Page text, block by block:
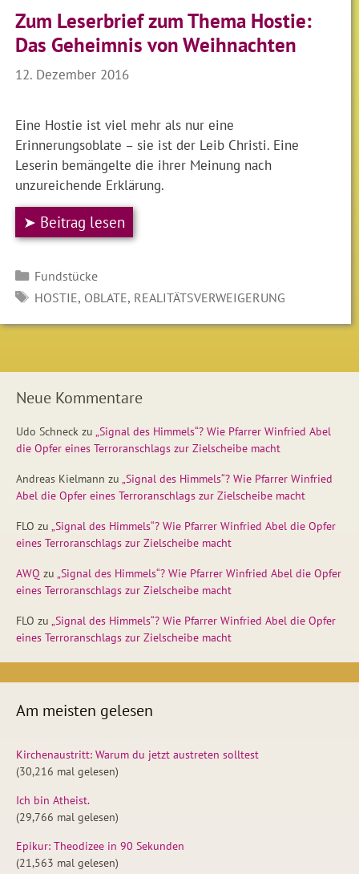
Zum Leserbrief zum Thema Hostie:
Das Geheimnis von Weihnachten
12. Dezember 2016
Eine Hostie ist viel mehr als nur eine
Erinnerungsoblate – sie ist der Leib Christi. Eine
Leserin bemängelte die ihrer Meinung nach
unzureichende Erklärung.
➤ Beitrag lesen
Kategorien
Fundstücke
SCHLAGWÖRTER
HOSTIE, OBLATE, REALITÄTSVERWEIGERUNG
Neue Kommentare
Udo Schneck zu „Signal des Himmels“? Wie Pfarrer Winfried Abel
die Opfer eines Terroranschlags zur Zielscheibe macht
Andreas Kielmann zu „Signal des Himmels“? Wie Pfarrer Winfried
Abel die Opfer eines Terroranschlags zur Zielscheibe macht
FLO zu „Signal des Himmels“? Wie Pfarrer Winfried Abel die Opfer
eines Terroranschlags zur Zielscheibe macht
AWQ zu „Signal des Himmels“? Wie Pfarrer Winfried Abel die Opfer
eines Terroranschlags zur Zielscheibe macht
FLO zu „Signal des Himmels“? Wie Pfarrer Winfried Abel die Opfer
eines Terroranschlags zur Zielscheibe macht
Am meisten gelesen
Kirchenaustritt: Warum du jetzt austreten solltest
(30,216 mal gelesen)
Ich bin Atheist.
(29,766 mal gelesen)
Epikur: Theodizee in 90 Sekunden
(21,563 mal gelesen)